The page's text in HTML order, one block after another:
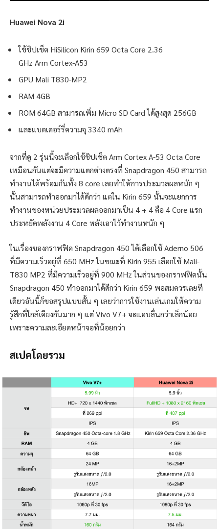
Huawei Nova 2i
ใช้ชิปเช็ต HiSilicon Kirin 659 Octa Core 2.36
GHz Arm Cortex-A53
GPU Mali T830-MP2
RAM 4GB
ROM 64GB สามารถเพิ่ม Micro SD Card ได้สูงสุด 256GB
และเเบตเตอร์รี่ความจุ 3340 mAh
จากที่ดู 2 รุ่นนี้จะเลือกใช้ชิปเช็ต Arm Cortex A-53 Octa Core
เหมือนกันแต่จะมีความแตกต่างตรงที่ Snapdragon 450 สามารถ
ทำงานได้พร้อมกันทั้ง 8 core เลยทำให้การประมวลผลหนัก ๆ
นั้นสามารถทำออกมาได้ดีกว่า แต่ใน Kirin 659 นั้นจะแยกการ
ทำงานของหน่วยประมวลผลออกมาเป็น 4 + 4 คือ 4 Core แรก
ประหยัดพลังงาน 4 Core หลังเอาไว้ทำงานหนัก ๆ
ในเรื่องของกราฟฟิค Snapdragon 450 ได้เลือกใช้ Aderno 506
ที่มีความเร็วอยู่ที่ 650 MHz ในขณะที่ Kirin 955 เลือกใช้ Mali-
T830 MP2 ที่มีความเร็วอยู่ที่ 900 MHz ในส่วนของกราฟฟิคนั้น
Snapdragon 450 ทำออกมาได้ดีกว่า Kirin 659 พอสมควรเลยที
เดียวอันนี้ก็ขอสรุปแบบสั้น ๆ เลยว่าการใช้งานเล่นเกมให้ความ
รู้สึกที่ใกล้เคียงกันมาก ๆ แต่ Vivo V7+ จะแอบลื่นกว่าเล็กน้อย
เพราะความละเอียดหน้าจอที่น้อยกว่า
สเปคโดยรวม